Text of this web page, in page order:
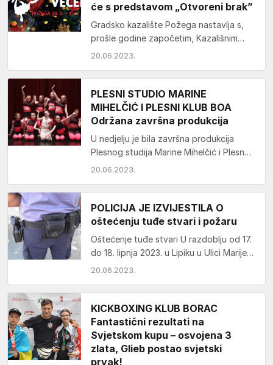
će s predstavom „Otvoreni brak”
Gradsko kazalište Požega nastavlja s,
prošle godine započetim, Kazališnim
ljetnim večerima. Potrajat će od 28. lipnja
20.06.2023.
PLESNI STUDIO MARINE
MIHELČIĆ I PLESNI KLUB BOA
Održana završna produkcija
U nedjelju je bila završna produkcija
Plesnog studija Marine Mihelčić i Plesnog
kluba Boa. Produkcija je bila u dva dijela.
20.06.2023.
POLICIJA JE IZVIJESTILA O
oštećenju tuđe stvari i požaru
Oštećenje tuđe stvari U razdoblju od 17.
do 18. lipnja 2023. u Lipiku u Ulici Marije
Trezije u prostorijama bolnice,…
20.06.2023.
KICKBOXING KLUB BORAC
Fantastični rezultati na
Svjetskom kupu – osvojena 3
zlata, Glieb postao svjetski
prvak!